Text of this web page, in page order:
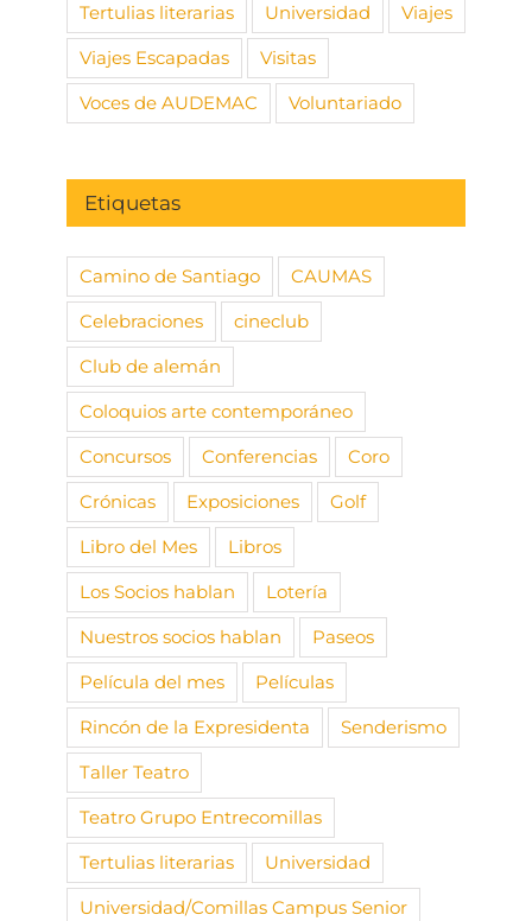
Tertulias literarias
Universidad
Viajes
Viajes Escapadas
Visitas
Voces de AUDEMAC
Voluntariado
Etiquetas
Camino de Santiago
CAUMAS
Celebraciones
cineclub
Club de alemán
Coloquios arte contemporáneo
Concursos
Conferencias
Coro
Crónicas
Exposiciones
Golf
Libro del Mes
Libros
Los Socios hablan
Lotería
Nuestros socios hablan
Paseos
Película del mes
Películas
Rincón de la Expresidenta
Senderismo
Taller Teatro
Teatro Grupo Entrecomillas
Tertulias literarias
Universidad
Universidad/Comillas Campus Senior